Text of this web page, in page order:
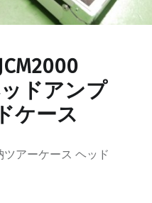
ドアンプ
ケース
ツアーケース ヘッド